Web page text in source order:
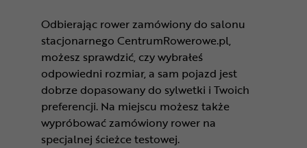
Odbierając rower zamówiony do salonu
stacjonarnego CentrumRowerowe.pl,
możesz sprawdzić, czy wybrałeś
odpowiedni rozmiar, a sam pojazd jest
dobrze dopasowany do sylwetki i Twoich
preferencji. Na miejscu możesz także
wypróbować zamówiony rower na
specjalnej ścieżce testowej.